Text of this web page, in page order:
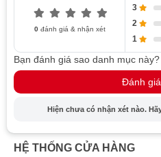
Sự đa dạng trong thiết
Hỗ trợ đội ngũ tư vấn
mộc Hafele
Hướng dẫn lắp đặt và
Giới Thiệu Về Hafele
0đánh giá & nhận xét
3
2
1
Bạn đánh giá sao danh mục này?
Đánh
Hiện chưa có nhận xét nào.
HỆ THỐNG CỬA HÀNG